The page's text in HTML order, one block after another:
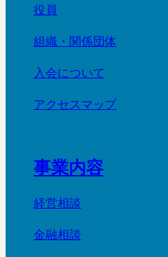
役員
組織・関係団体
入会について
アクセスマップ
事業内容
経営相談
金融相談